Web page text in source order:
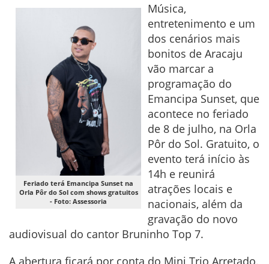
Feriado terá Emancipa Sunset na
Orla Pôr do Sol com shows gratuitos
- Foto: Assessoria
Música,
entretenimento e um
dos cenários mais
bonitos de Aracaju
vão marcar a
programação do
Emancipa Sunset, que
acontece no feriado
de 8 de julho, na Orla
Pôr do Sol. Gratuito, o
evento terá início às
14h e reunirá
atrações locais e
nacionais, além da
gravação do novo
audiovisual do cantor Bruninho Top 7.
A abertura ficará por conta do Mini Trio Arretado,